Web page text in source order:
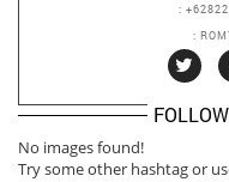
:
:
No images found!
Try some other hashtag or